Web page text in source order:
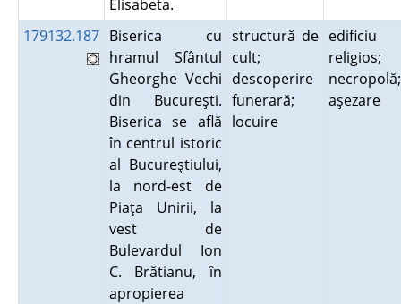
Elisabeta.
179132.187 Biserica cu
hramul Sfântul
Gheorghe Vechi
din Bucureşti.
Biserica se află
în centrul istoric
al Bucureştiului,
la nord-est de
Piaţa Unirii, la
vest de
Bulevardul Ion
C. Brătianu, în
apropierea
structură de
cult;
descoperire
funerară;
locuire
edificiu
religios;
necropolă;
aşezare